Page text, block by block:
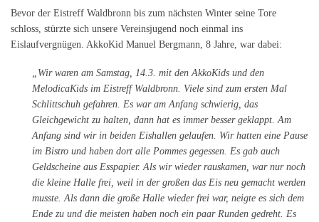
Bevor der Eistreff Waldbronn bis zum nächsten Winter seine Tore
schloss, stürzte sich unsere Vereinsjugend noch einmal ins
Eislaufvergnügen. AkkoKid Manuel Bergmann, 8 Jahre, war dabei:
„Wir waren am Samstag, 14.3. mit den AkkoKids und den
MelodicaKids im Eistreff Waldbronn. Viele sind zum ersten Mal
Schlittschuh gefahren. Es war am Anfang schwierig, das
Gleichgewicht zu halten, dann hat es immer besser geklappt. Am
Anfang sind wir in beiden Eishallen gelaufen. Wir hatten eine Pause
im Bistro und haben dort alle Pommes gegessen. Es gab auch
Geldscheine aus Esspapier. Als wir wieder rauskamen, war nur noch
die kleine Halle frei, weil in der großen das Eis neu gemacht werden
musste. Als dann die große Halle wieder frei war, neigte es sich dem
Ende zu und die meisten haben noch ein paar Runden gedreht. Es